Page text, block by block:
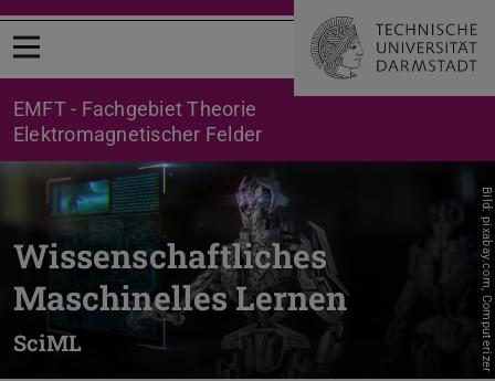
Menü öffnen
EMFT - Fachgebiet Theorie
Elektromagnetischer Felder
Wissenschaftliches
Maschinelles Lernen
SciML Bild: pixabay.com, Computerizer